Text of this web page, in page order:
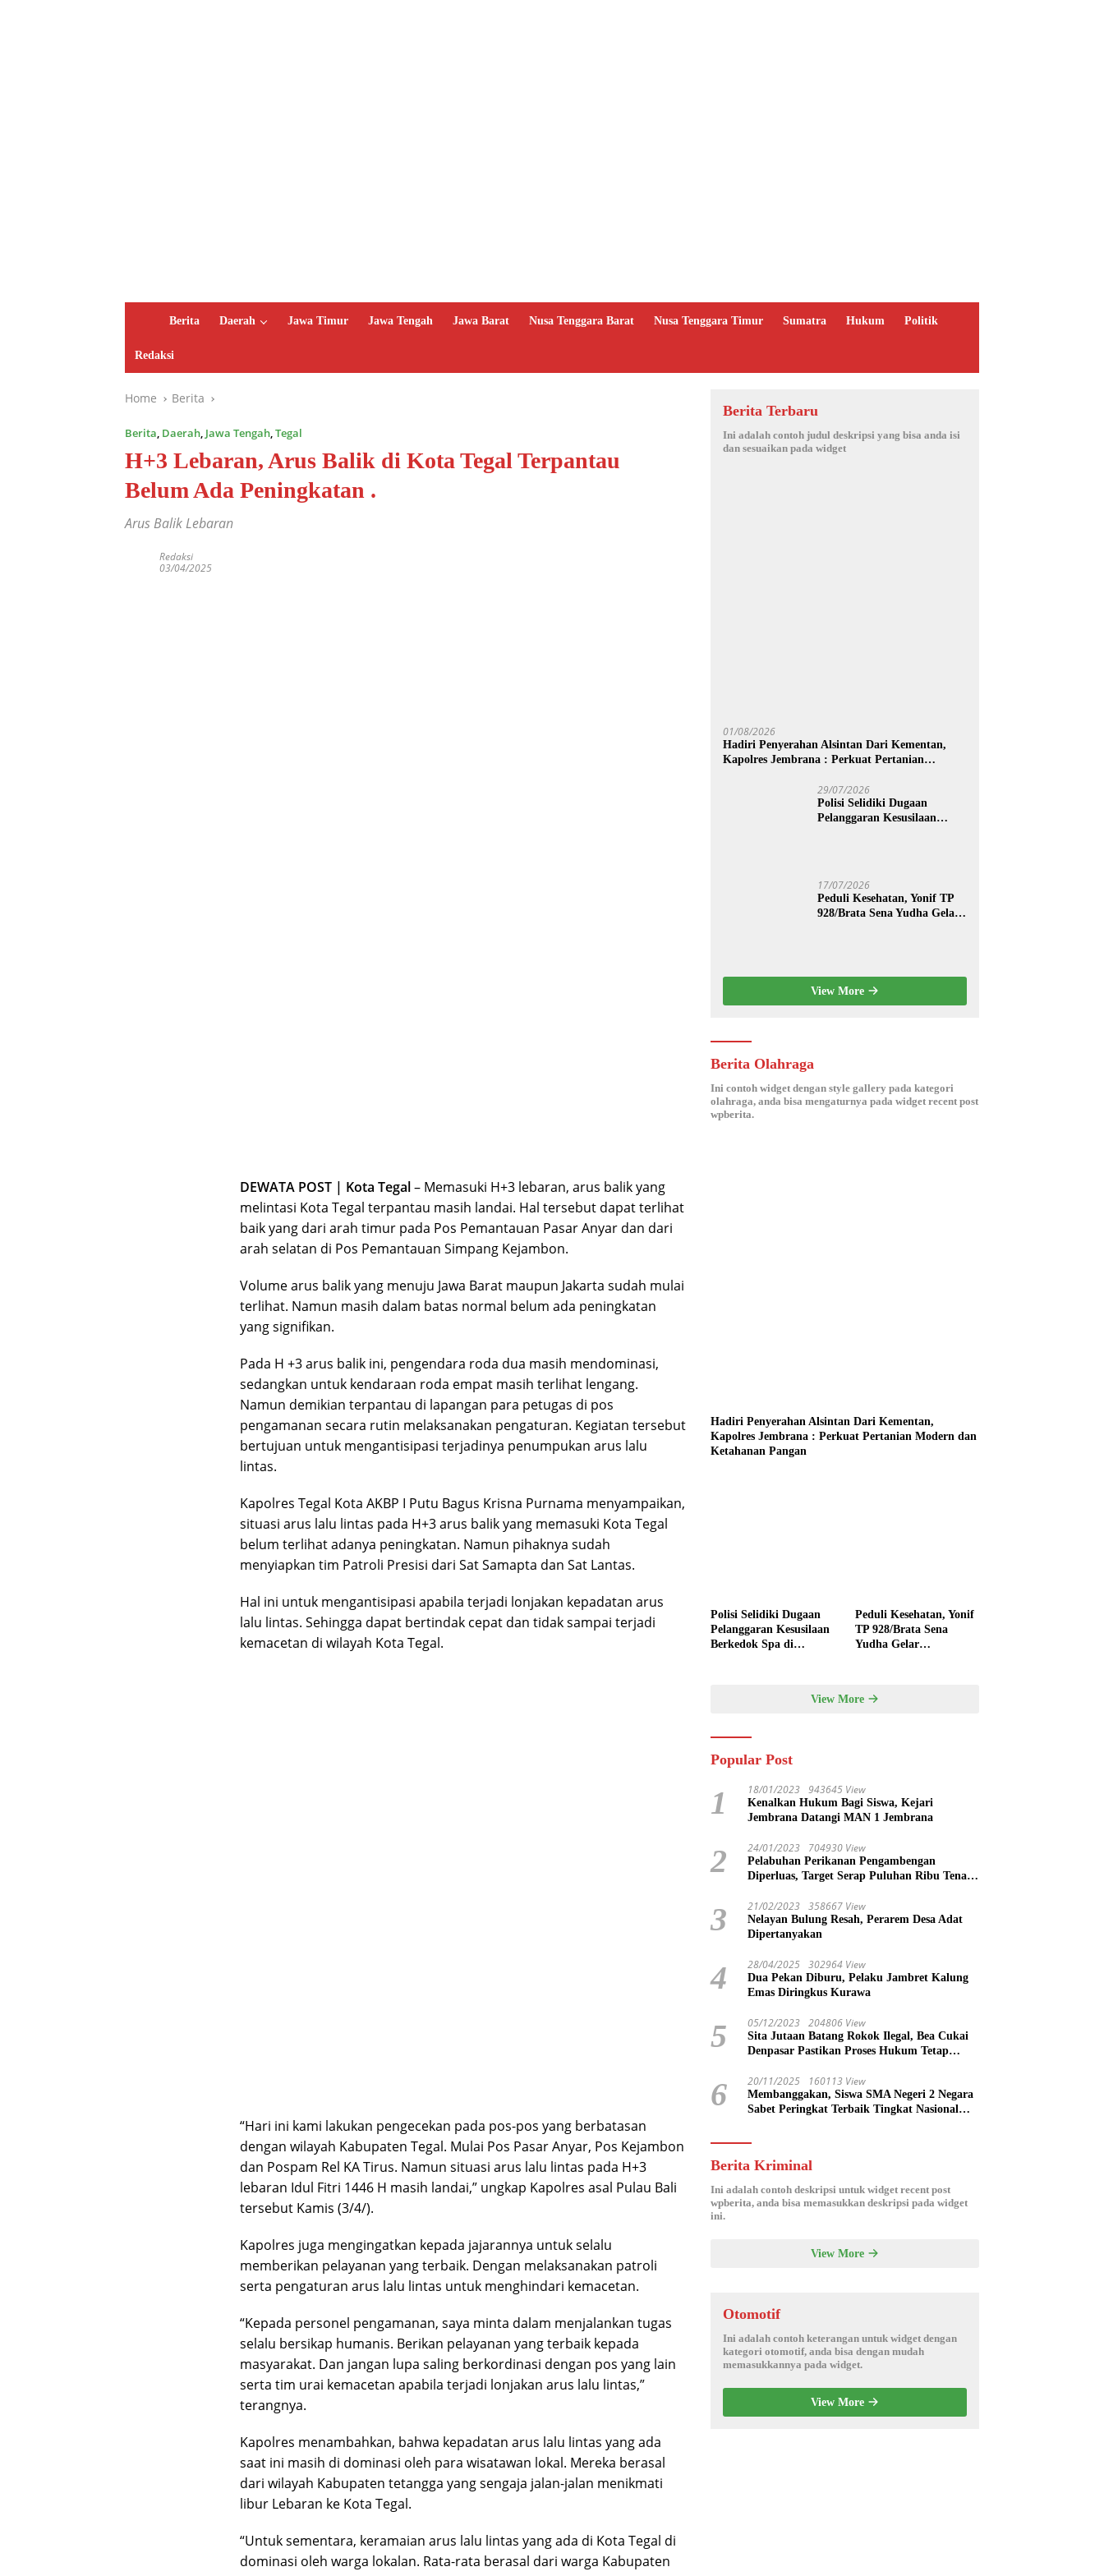
m
e
Berita Daerah Jawa Timur Jawa Tengah Jawa Barat Nusa Tenggara Barat Nusa Tenggara Timur Sumatra Hukum Politik
Redaksi
Home Berita
Berita, Daerah, Jawa Tengah,Tegal
H+3 Lebaran, Arus Balik di Kota Tegal Terpantau
Belum Ada Peningkatan .
Arus Balik Lebaran
Redaksi
03/04/2025
DEWATA POST | Kota Tegal– Memasuki H+3 lebaran, arus balik yang
melintasi Kota Tegal terpantau masih landai. Hal tersebut dapat terlihat
baik yang dari arah timur pada Pos Pemantauan Pasar Anyar dan dari
arah selatan di Pos Pemantauan Simpang Kejambon.
Volume arus balik yang menuju Jawa Barat maupun Jakarta sudah mulai
terlihat. Namun masih dalam batas normal belum ada peningkatan
yang signifikan.
Pada H +3 arus balik ini, pengendara roda dua masih mendominasi,
sedangkan untuk kendaraan roda empat masih terlihat lengang.
Namun demikian terpantau di lapangan para petugas di pos
pengamanan secara rutin melaksanakan pengaturan. Kegiatan tersebut
bertujuan untuk mengantisipasi terjadinya penumpukan arus lalu
lintas.
Kapolres Tegal Kota AKBP I Putu Bagus Krisna Purnama menyampaikan,
situasi arus lalu lintas pada H+3 arus balik yang memasuki Kota Tegal
belum terlihat adanya peningkatan. Namun pihaknya sudah
menyiapkan tim Patroli Presisi dari Sat Samapta dan Sat Lantas.
Hal ini untuk mengantisipasi apabila terjadi lonjakan kepadatan arus
lalu lintas. Sehingga dapat bertindak cepat dan tidak sampai terjadi
kemacetan di wilayah Kota Tegal.
“Hari ini kami lakukan pengecekan pada pos-pos yang berbatasan
dengan wilayah Kabupaten Tegal. Mulai Pos Pasar Anyar, Pos Kejambon
dan Pospam Rel KA Tirus. Namun situasi arus lalu lintas pada H+3
lebaran Idul Fitri 1446 H masih landai,” ungkap Kapolres asal Pulau Bali
tersebut Kamis (3/4/).
Kapolres juga mengingatkan kepada jajarannya untuk selalu
memberikan pelayanan yang terbaik. Dengan melaksanakan patroli
serta pengaturan arus lalu lintas untuk menghindari kemacetan.
“Kepada personel pengamanan, saya minta dalam menjalankan tugas
selalu bersikap humanis. Berikan pelayanan yang terbaik kepada
masyarakat. Dan jangan lupa saling berkordinasi dengan pos yang lain
serta tim urai kemacetan apabila terjadi lonjakan arus lalu lintas,”
terangnya.
Kapolres menambahkan, bahwa kepadatan arus lalu lintas yang ada
saat ini masih di dominasi oleh para wisatawan lokal. Mereka berasal
dari wilayah Kabupaten tetangga yang sengaja jalan-jalan menikmati
libur Lebaran ke Kota Tegal.
“Untuk sementara, keramaian arus lalu lintas yang ada di Kota Tegal di
dominasi oleh warga lokalan. Rata-rata berasal dari warga Kabupaten
Berita Terbaru
Ini adalah contoh judul deskripsi yang bisa anda isi
dan sesuaikan pada widget
01/08/2026
Hadiri Penyerahan Alsintan Dari Kementan,
Kapolres Jembrana : Perkuat Pertanian
29/07/2026
Polisi Selidiki Dugaan
Pelanggaran Kesusilaan
17/07/2026
Peduli Kesehatan, Yonif TP
928/Brata Sena Yudha Gelar
View More
Berita Olahraga
Ini contoh widget dengan style gallery pada kategori
olahraga, anda bisa mengaturnya pada widget recent post
wpberita.
Hadiri Penyerahan Alsintan Dari Kementan,
Kapolres Jembrana : Perkuat Pertanian Modern dan
Ketahanan Pangan
Polisi Selidiki Dugaan
Pelanggaran Kesusilaan
Berkedok Spa di
Peduli Kesehatan, Yonif
TP 928/Brata Sena
Yudha Gelar
Gilimanuk
View More
Popular Post
1 18/01/2023 943645 View
Kenalkan Hukum Bagi Siswa, Kejari
Jembrana Datangi MAN 1 Jembrana
2 24/01/2023 704930 View
Pelabuhan Perikanan Pengambengan
Diperluas, Target Serap Puluhan Ribu Tenaga
3 21/02/2023 358667 View
Nelayan Bulung Resah, Perarem Desa Adat
Dipertanyakan
4 28/04/2025 302964 View
Dua Pekan Diburu, Pelaku Jambret Kalung
Emas Diringkus Kurawa
5 05/12/2023 204806 View
Sita Jutaan Batang Rokok Ilegal, Bea Cukai
Denpasar Pastikan Proses Hukum Tetap
6 20/11/2025 160113 View
Membanggakan, Siswa SMA Negeri 2 Negara
Sabet Peringkat Terbaik Tingkat Nasional
Berita Kriminal
Ini adalah contoh deskripsi untuk widget recent post
wpberita, anda bisa memasukkan deskripsi pada widget
ini.
View More
Otomotif
Ini adalah contoh keterangan untuk widget dengan
kategori otomotif, anda bisa dengan mudah
memasukkannya pada widget.
View More